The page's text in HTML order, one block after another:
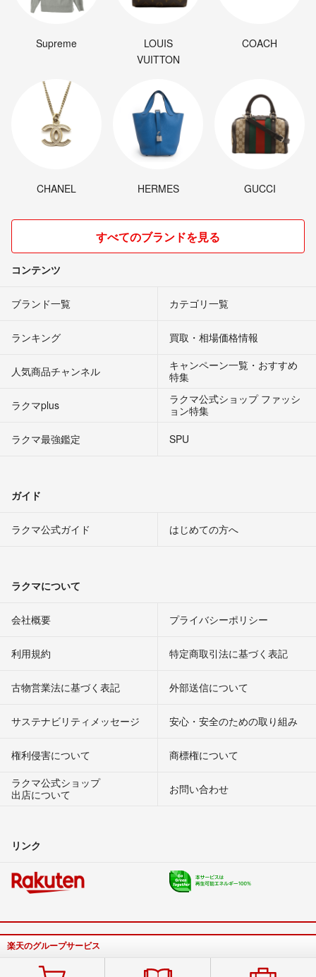
Supreme
LOUIS
VUITTON
COACH
CHANEL HERMES GUCCI
すべてのブランドを見る
コンテンツ
ブランド一覧 カテゴリ一覧
ランキング 買取・相場価格情報
人気商品チャンネル
キャンペーン一覧・おすすめ
特集
ラクマplus
ラクマ公式ショップ ファッシ
ョン特集
ラクマ最強鑑定
SPU
ガイド
ラクマ公式ガイド はじめての方へ
ラクマについて
会社概要 プライバシーポリシー
利用規約 特定商取引法に基づく表記
古物営業法に基づく表記 外部送信について
サステナビリティメッセージ 安心・安全のための取り組み
権利侵害について
商標権について
ラクマ公式ショップ
出店について
お問い合わせ
リンク
楽天のグループサービス